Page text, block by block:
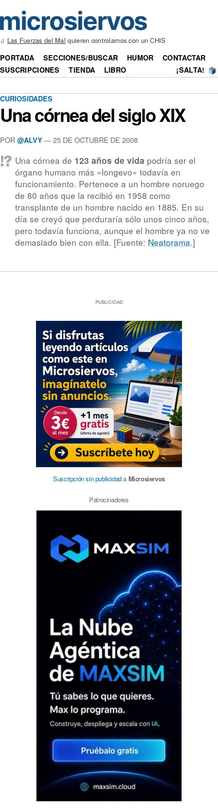
♫ Las Fuerzas del Mal quieren controlarnos con un CHIS
PORTADA SECCIONES/BUSCAR HUMOR
CONTACTAR
SUSCRIPCIONES
TIENDA LIBRO ¡SALTA!
CURIOSIDADES
Una córnea del siglo XIX
POR @ALVY — 25 DE OCTUBRE DE 2008
Una córnea de 123 años de vida podría ser el
órgano humano más «longevo» todavía en
funcionamiento. Pertenece a un hombre noruego
de 80 años que la recibió en 1958 como
transplante de un hombre nacido en 1885. En su
día se creyó que perduraría sólo unos cinco años,
pero todavía funciona, aunque el hombre ya no ve
demasiado bien con ella. [Fuente: Neatorama.]
PUBLICIDAD
Suscripción sin publicidada Microsiervos
Patrocinadores